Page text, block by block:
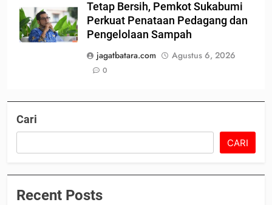
Tetap Bersih, Pemkot Sukabumi
Perkuat Penataan Pedagang dan
Pengelolaan Sampah
jagatbatara.com
Agustus 6, 2026
0
Cari
CARI
Recent Posts